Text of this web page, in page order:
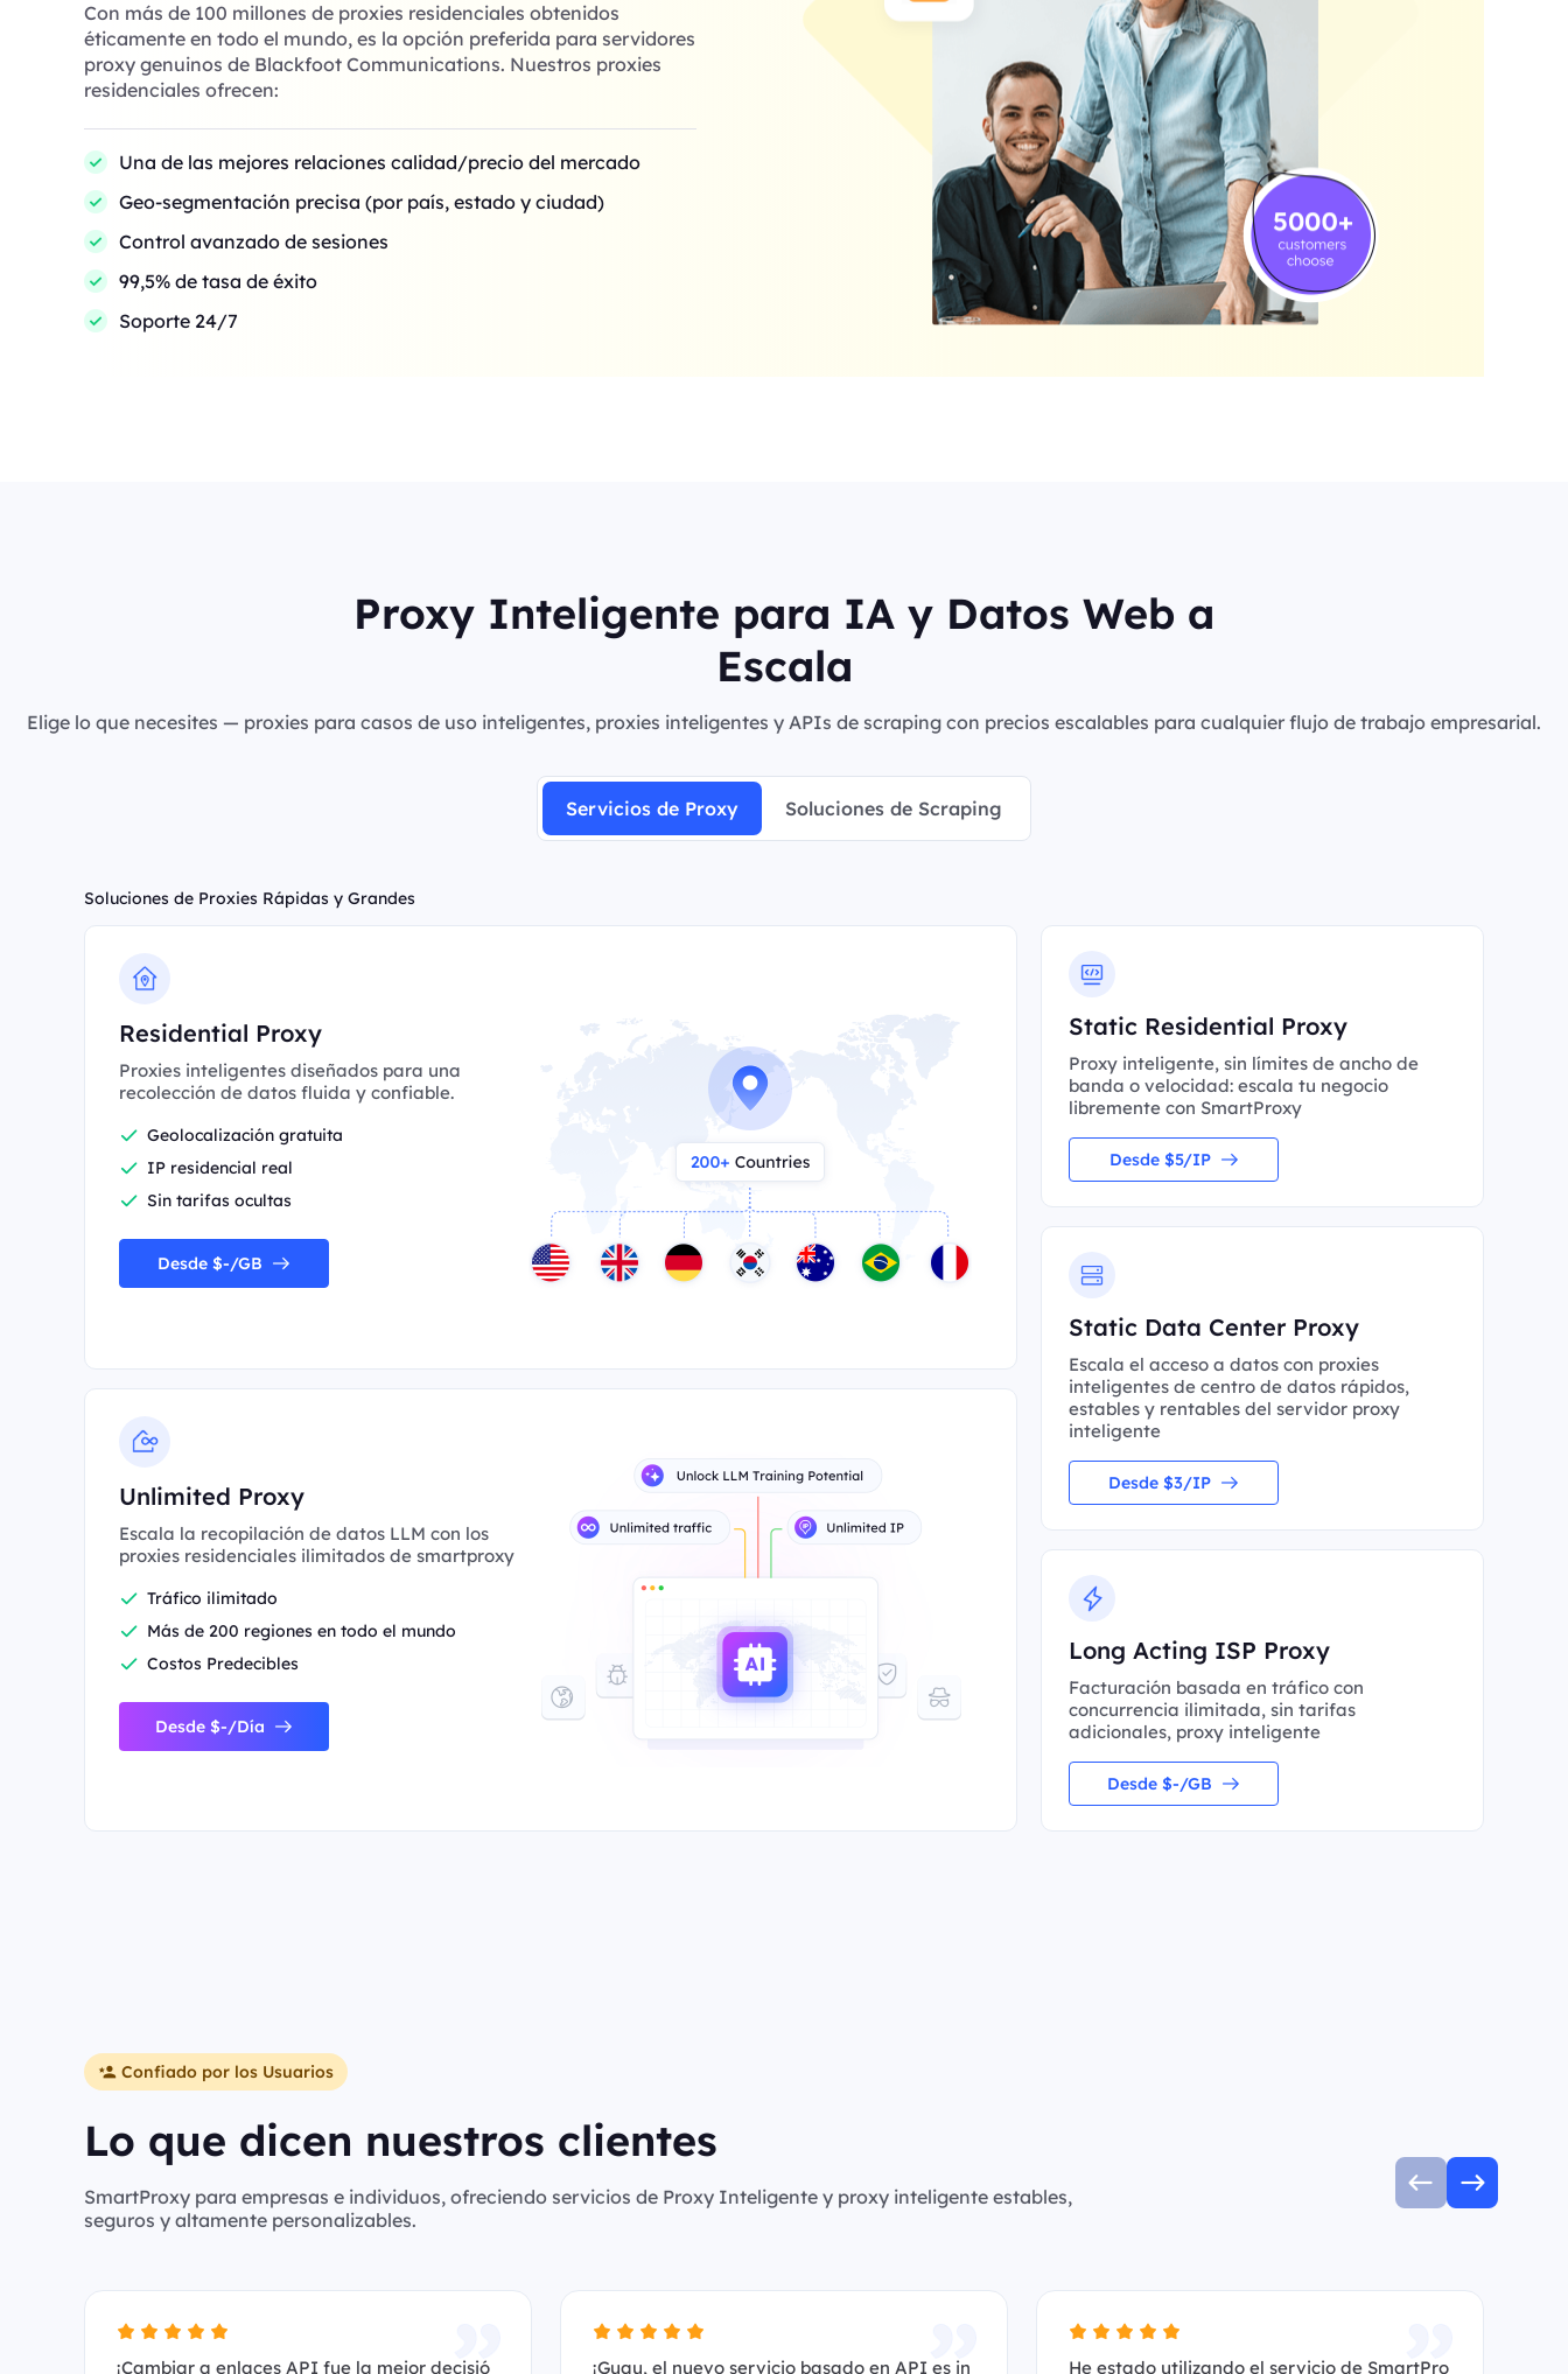
Con más de 100 millones de proxies residenciales obtenidos
éticamente en todo el mundo, es la opción preferida para servidores
proxy genuinos de Blackfoot Communications. Nuestros proxies
residenciales ofrecen:
Una de las mejores relaciones calidad/precio del mercado
Geo-segmentación precisa (por país, estado y ciudad)
Control avanzado de sesiones
99,5% de tasa de éxito
Soporte 24/7
Proxy Inteligente para IA y Datos Web a
Escala
Elige lo que necesites — proxies para casos de uso inteligentes, proxies inteligentes y APIs de scraping con precios escalables para cualquier flujo de trabajo empresarial.
Servicios de Proxy Soluciones de Scraping
Soluciones de Proxies Rápidas y Grandes
Residential Proxy
Proxies inteligentes diseñados para una
recolección de datos fluida y confiable.
Geolocalización gratuita
IP residencial real
Sin tarifas ocultas
Desde $-/GB
Unlimited Proxy
Escala la recopilación de datos LLM con los
proxies residenciales ilimitados de smartproxy
Tráfico ilimitado
Más de 200 regiones en todo el mundo
Costos Predecibles
Desde $-/Día
Static Residential Proxy
Proxy inteligente, sin límites de ancho de
banda o velocidad: escala tu negocio
libremente con SmartProxy
Desde $5/IP
Static Data Center Proxy
Escala el acceso a datos con proxies
inteligentes de centro de datos rápidos,
estables y rentables del servidor proxy
inteligente
Desde $3/IP
Long Acting ISP Proxy
Facturación basada en tráfico con
concurrencia ilimitada, sin tarifas
adicionales, proxy inteligente
Desde $-/GB
Confiado por los Usuarios
Lo que dicen nuestros clientes
SmartProxy para empresas e individuos, ofreciendo servicios de Proxy Inteligente y proxy inteligente estables,
seguros y altamente personalizables.
¡Cambiar a enlaces API fue la mejor decisió ¡Guau, el nuevo servicio basado en API es in He estado utilizando el servicio de SmartPro